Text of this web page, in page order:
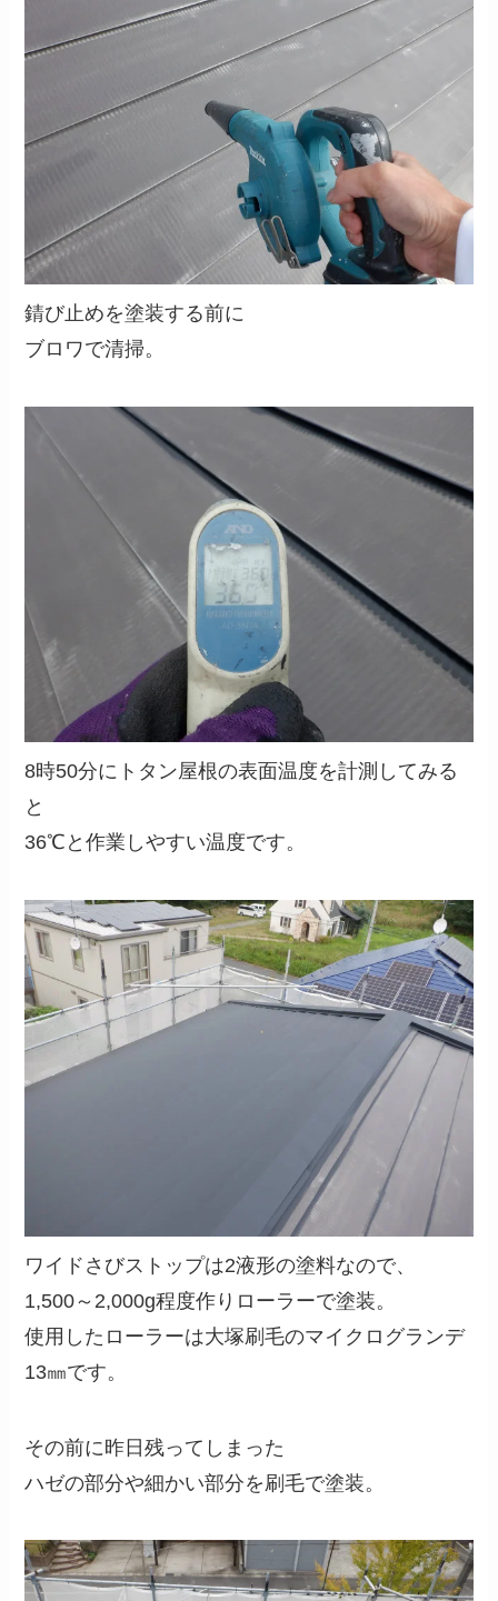
錆び止めを塗装する前に
ブロワで清掃。
8時50分にトタン屋根の表面温度を計測してみる
と
36℃と作業しやすい温度です。
ワイドさびストップは2液形の塗料なので、
1,500～2,000g程度作りローラーで塗装。
使用したローラーは大塚刷毛のマイクログランデ
13㎜です。
その前に昨日残ってしまった
ハゼの部分や細かい部分を刷毛で塗装。